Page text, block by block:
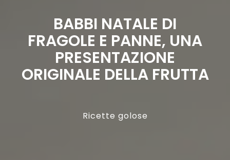
BABBI NATALE DI
FRAGOLE E PANNE, UNA
PRESENTAZIONE
ORIGINALE DELLA FRUTTA
Ricette golose